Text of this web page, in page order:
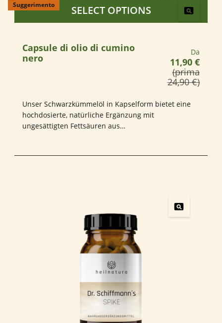
Suggerimento SELECT OPTIONS
Capsule di olio di cumino
nero
Prezzo
Da
11,90 €
(prima
24,90 €)
Unser Schwarzkümmelöl in Kapselform bietet eine
hochdosierte, natürliche Ergänzung mit
ungesättigten Fettsäuren aus
geschmacksneutrale Einnahme im Alltag.